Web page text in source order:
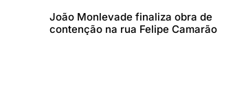
João Monlevade finaliza obra de
contenção na rua Felipe Camarão